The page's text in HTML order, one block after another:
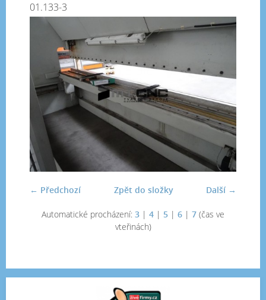
01.133-3
← Předchozí Další →
Zpět do složky
Automatické procházení: 3 | 4 | 5 | 6 | 7 (čas ve
vteřinách)